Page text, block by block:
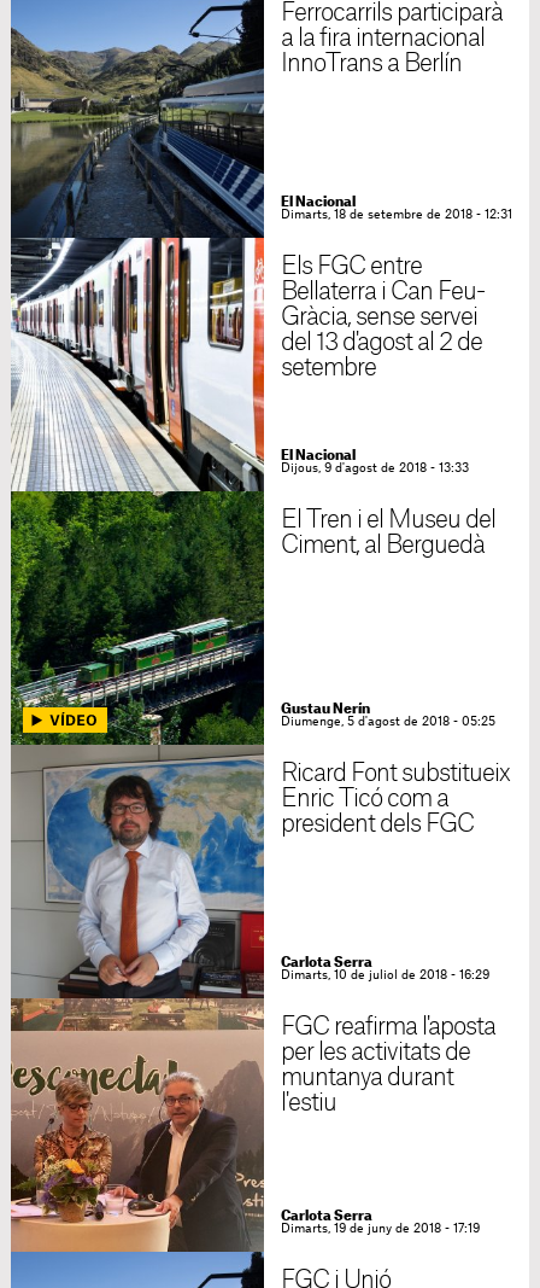
Ferrocarrils participarà
a la fira internacional
InnoTrans a Berlín
El Nacional
Dimarts, 18 de setembre de 2018 - 12:31
Els FGC entre
Bellaterra i Can Feu-
Gràcia, sense servei
del 13 d'agost al 2 de
setembre
El Nacional
Dijous, 9 d'agost de 2018 - 13:33
El Tren i el Museu del
Ciment, al Berguedà
Gustau Nerín
Diumenge, 5 d'agost de 2018 - 05:25
Ricard Font substitueix
Enric Ticó com a
president dels FGC
Carlota Serra
Dimarts, 10 de juliol de 2018 - 16:29
FGC reafirma l'aposta
per les activitats de
muntanya durant
l'estiu
Carlota Serra
Dimarts, 19 de juny de 2018 - 17:19
FGC i Unió